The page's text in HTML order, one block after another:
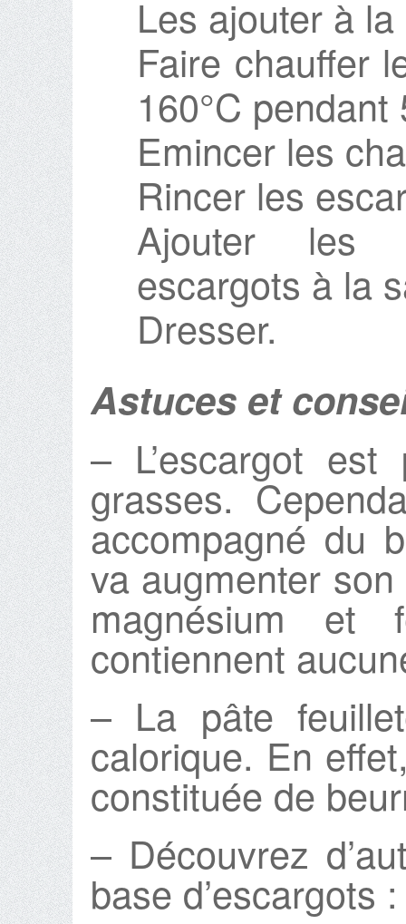
Les ajouter à
Faire chauffer
160°C
Emincer les
Rincer les
Ajouter les
escargots à la
Dresser.
Astuces et
– L’escargot
grasses.
accompagné du
va augmenter
magnésium et
contiennent
– La pâte
calorique. En
constituée de
– Découvrez
base d’escargots :